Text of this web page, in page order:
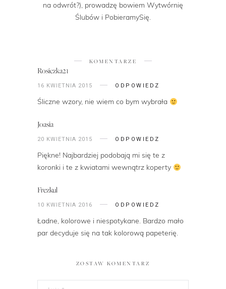
na odwrót?), prowadzę bowiem Wytwórnię
Ślubów i PobieramySię.
KOMENTARZE
Rosiczka21
16 KWIETNIA 2015 ODPOWIEDZ
Śliczne wzory, nie wiem co bym wybrała
Joasia
20 KWIETNIA 2015 ODPOWIEDZ
Piękne! Najbardziej podobają mi się te z
koronki i te z kwiatami wewnątrz koperty
Frezkul
10 KWIETNIA 2016 ODPOWIEDZ
Ładne, kolorowe i niespotykane. Bardzo mało
par decyduje się na tak kolorową papeterię.
ZOSTAW KOMENTARZ